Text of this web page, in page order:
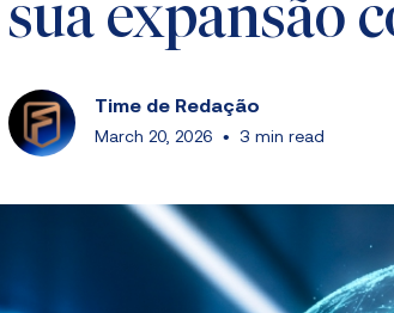
sua expansão
Time de Redação
March 20, 2026 • 3 min read